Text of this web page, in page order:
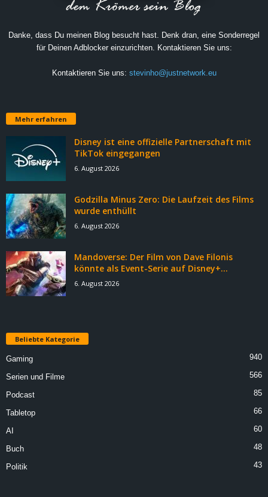
Danke, dass Du meinen Blog besucht hast. Denk dran, eine Sonderregel
für Deinen Adblocker einzurichten. Kontaktieren Sie uns:
Kontaktieren Sie uns: stevinho@justnetwork.eu
Mehr erfahren
Disney ist eine offizielle Partnerschaft mit
TikTok eingegangen
6. August 2026
Godzilla Minus Zero: Die Laufzeit des Films
wurde enthüllt
6. August 2026
Mandoverse: Der Film von Dave Filonis
könnte als Event-Serie auf Disney+...
6. August 2026
Beliebte Kategorie
Gaming 940
Serien und Filme 566
Podcast 85
Tabletop 66
AI 60
Buch 48
Politik 43